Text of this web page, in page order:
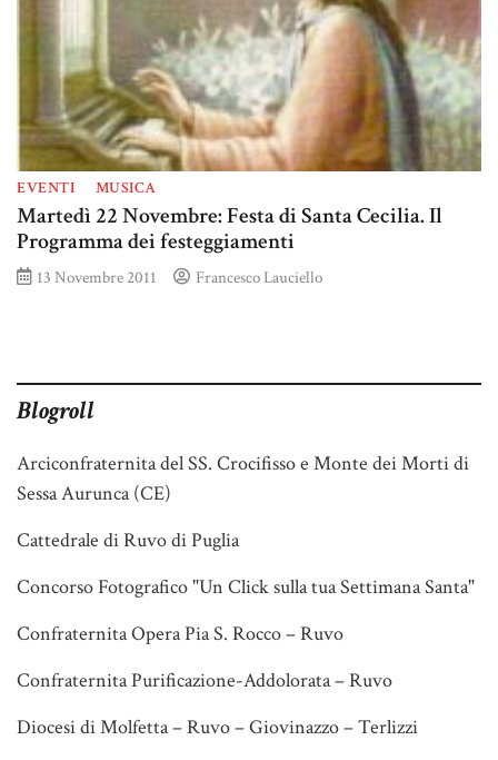
EVENTI MUSICA
Martedì 22 Novembre: Festa di Santa Cecilia. Il
Programma dei festeggiamenti
13 Novembre 2011 Francesco Lauciello
Blogroll
Arciconfraternita del SS. Crocifisso e Monte dei Morti di
Sessa Aurunca (CE)
Cattedrale di Ruvo di Puglia
Concorso Fotografico "Un Click sulla tua Settimana Santa"
Confraternita Opera Pia S. Rocco – Ruvo
Confraternita Purificazione-Addolorata – Ruvo
Diocesi di Molfetta – Ruvo – Giovinazzo – Terlizzi